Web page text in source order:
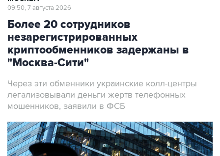
09:50, 7 августа 2026
Более 20 сотрудников
незарегистрированных
криптообменников задержаны в
"Москва-Сити"
Через эти обменники украинские колл-центры
легализовывали деньги жертв телефонных
мошенников, заявили в ФСБ